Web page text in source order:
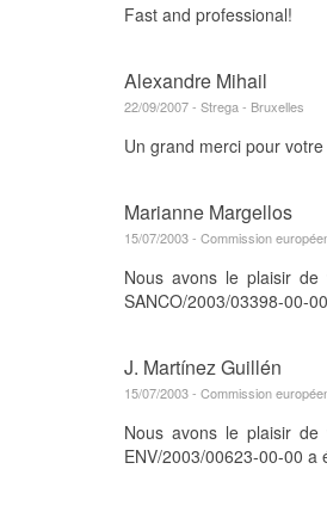
Fast and professional!
Alexandre Mihail
22/09/2007 - Strega - Bruxelles
Un grand merci pour
Marianne Margellos
15/07/2003 - Commission
Nous avons le plaisir
SANCO/2003/03398-00-
J. Martínez Guillén
15/07/2003 - Commission
Nous avons le plaisir
ENV/2003/00623-00-00 a